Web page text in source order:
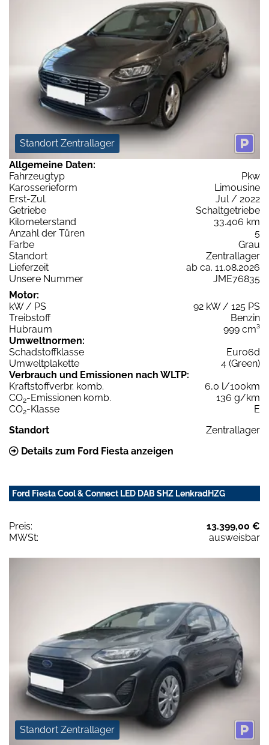
Standort Zentrallager
Allgemeine Daten:
Fahrzeugtyp
Pkw
Karosserieform
Limousine
Erst-Zul.
Jul / 2022
Getriebe
Schaltgetriebe
Kilometerstand
33.406 km
Anzahl der Türen
5
Farbe
Grau
Standort
Zentrallager
Lieferzeit
ab ca. 11.08.2026
Unsere Nummer
JME76835
Motor:
kW / PS
92 kW / 125 PS
Treibstoff
Benzin
Hubraum
999 cm³
Umweltnormen:
Schadstoffklasse
Euro6d
Umweltplakette
4 (Green)
Verbrauch und Emissionen nach WLTP:
Kraftstoffverbr. komb.
6,0 l/100km
CO2-Emissionen komb.
136 g/km
CO2-Klasse
E
Standort
Zentrallager
Details zum Ford Fiesta anzeigen
Ford Fiesta Cool & Connect LED DAB SHZ LenkradHZG
Preis:
13.399,00 €
MWSt:
ausweisbar
Standort Zentrallager